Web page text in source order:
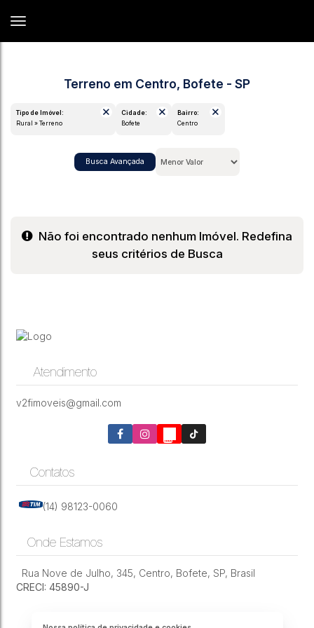
Terreno em Centro, Bofete - SP
Tipo de Imóvel:
Rural » Terreno
Cidade:
Bofete
Bairro:
Centro
Busca Avançada
Não foi encontrado nenhum Imóvel. Redefina
seus critérios de Busca
Atendimento
v2fimoveis@gmail.com
Contatos
(14) 98123-0060
Onde Estamos
Rua Nove de Julho, 345, Centro, Bofete, SP, Brasil
CRECI: 45890-J